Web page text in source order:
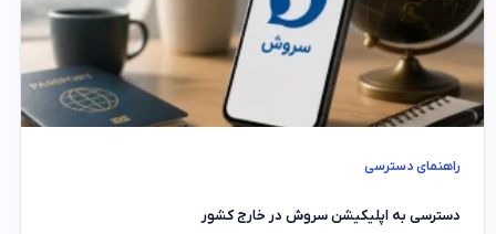
راهنمای دسترسی
دسترسی به اپلیکیشن سروش در خارج کشور